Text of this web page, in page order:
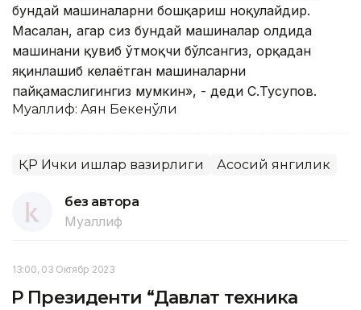
бундай машиналарни бошқариш ноқулайдир.
Масалан, агар сиз бундай машиналар олдида
машинани қувиб ўтмоқчи бўлсангиз, орқадан
яқинлашиб келаётган машиналарни
пайқамаслигингиз мумкин», - деди С.Тусупов.
Муаллиф: Аян Бекенўғли
ҚР Ички ишлар вазирлиги Асосий янгилик
без автора
Муаллиф
13:00, 03 Октябр 2023
ҚР Президенти “Давлат техника